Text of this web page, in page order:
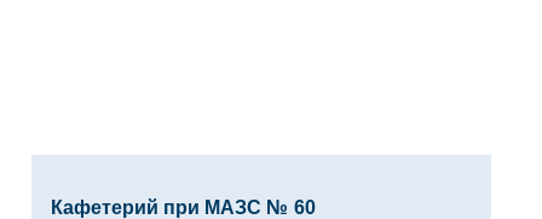
Кафетерий при МАЗС № 60